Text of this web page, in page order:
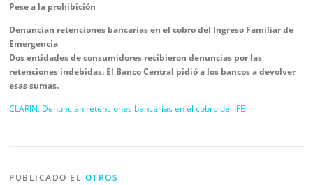
Pese a la prohibición
Denuncian retenciones bancarias en el cobro del Ingreso Familiar de
Emergencia
Dos entidades de consumidores recibieron denuncias por las
retenciones indebidas. El Banco Central pidió a los bancos a devolver
esas sumas.
CLARIN: Denuncian retenciones bancarias en el cobro del IFE
PUBLICADO EL OTROS